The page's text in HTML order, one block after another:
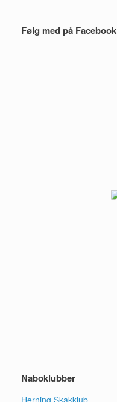
Følg med på Facebook
Naboklubber